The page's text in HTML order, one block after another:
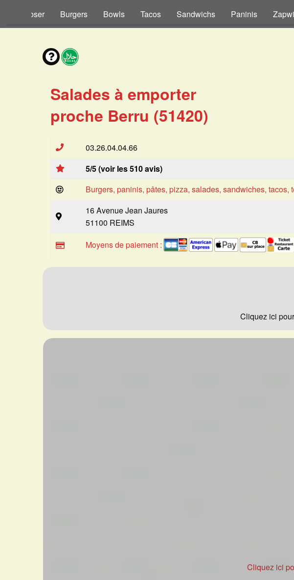
Composer Burgers Bowls Tacos Sandwichs Paninis
Salades à emporter
proche Berru (51420)
03.26.04.04.66
5/5 (voir les 510 avis)
Burgers, paninis, pâtes, pizza, salades, sandwiches, tacos,
16 Avenue Jean Jaures
51100 REIMS
Moyens de paiement :
Cliquez ici
Cliquez ici